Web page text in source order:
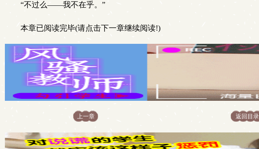
“不过么——我不在乎。”
本章已阅读完毕(请点击下一章继续阅读!)
上一章 返回目录